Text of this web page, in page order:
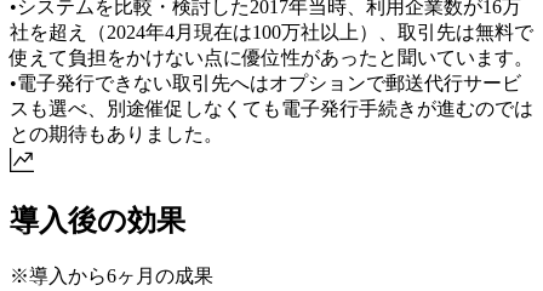
•システムを比較・検討した2017年当時、利用企業数が16万
社を超え（2024年4月現在は100万社以上）、取引先は無料で
使えて負担をかけない点に優位性があったと聞いています。
•電子発行できない取引先へはオプションで郵送代行サービ
スも選べ、別途催促しなくても電子発行手続きが進むのでは
との期待もありました。
導入後の効果
※導入から6ヶ月の成果